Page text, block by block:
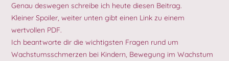
Genau deswegen schreibe ich heute diesen Beitrag.
Kleiner Spoiler, weiter unten gibt einen Link zu einem
wertvollen PDF.
Ich beantworte dir die wichtigsten Fragen rund um
Wachstumsschmerzen bei Kindern, Bewegung im Wachstum